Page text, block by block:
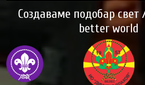
Создаваме подобар
better world